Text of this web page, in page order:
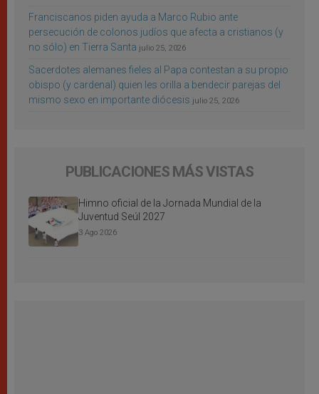
Franciscanos piden ayuda a Marco Rubio ante
persecución de colonos judíos que afecta a cristianos (y
no sólo) en Tierra Santa julio 25, 2026
Sacerdotes alemanes fieles al Papa contestan a su propio
obispo (y cardenal) quien les orilla a bendecir parejas del
mismo sexo en importante diócesis julio 25, 2026
PUBLICACIONES MÁS VISTAS
Himno oficial de la Jornada Mundial de la
Juventud Seúl 2027
3 Ago 2026